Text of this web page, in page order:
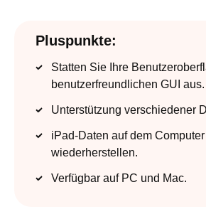
Pluspunkte:
Statten Sie Ihre
benutzerfreundlichen GUI aus.
Unterstützung verschiedener
iPad-Daten auf dem Computer
wiederherstellen.
Verfügbar auf PC und Mac.